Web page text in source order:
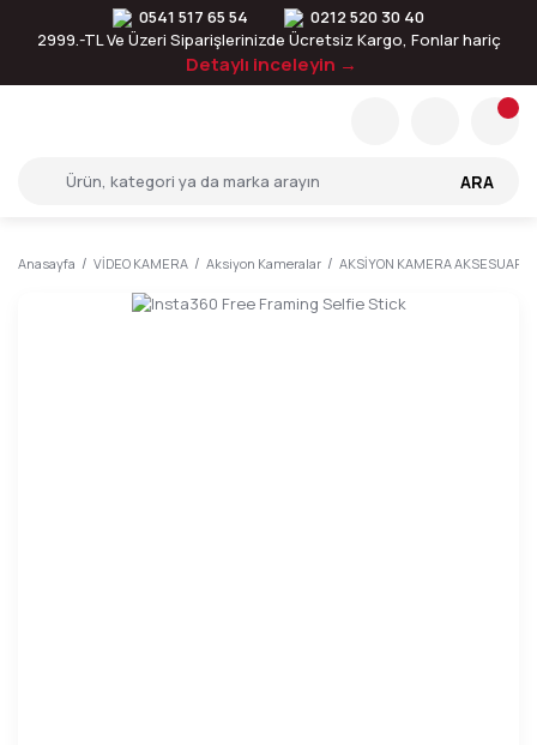
0541 517 65 54
0212 520 30 40
2999.-TL Ve Üzeri Siparişlerinizde Ücretsiz Kargo, Fonlar hariç
Detaylı inceleyin →
ARA
Anasayfa VİDEO KAMERA Aksiyon Kameralar AKSİYON KAMERA